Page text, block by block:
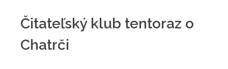
Čitateľský klub tentoraz o
Chatrči